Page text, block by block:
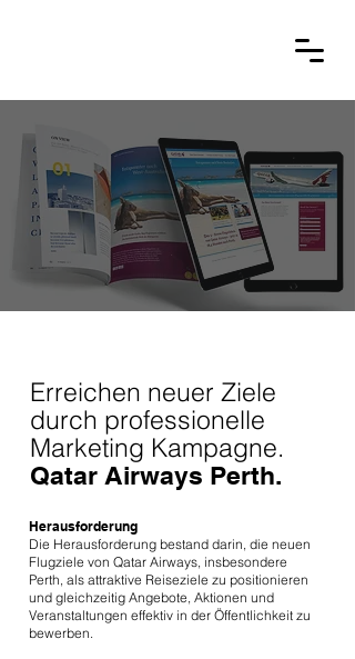
Erreichen neuer Ziele
durch professionelle
Marketing Kampagne.
Qatar Airways Perth.
Herausforderung
Die Herausforderung bestand darin, die neuen
Flugziele von Qatar Airways, insbesondere
Perth, als attraktive Reiseziele zu positionieren
und gleichzeitig Angebote, Aktionen und
Veranstaltungen effektiv in der Öffentlichkeit zu
bewerben.